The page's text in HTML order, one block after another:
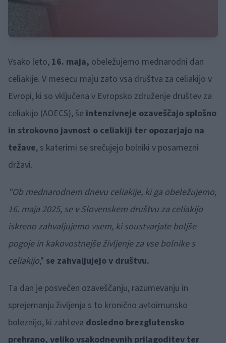
Vsako leto, 16. maja, obeležujemo mednarodni dan
celiakije. V mesecu maju zato vsa društva za celiakijo v
Evropi, ki so vključena v Evropsko združenje društev za
celiakijo (AOECS), še intenzivneje ozaveščajo splošno
in strokovno javnost o celiakiji ter opozarjajo na
težave, s katerimi se srečujejo bolniki v posamezni
državi.
"Ob mednarodnem dnevu celiakije, ki ga obeležujemo,
16. maja 2025, se v Slovenskem društvu za celiakijo
iskreno zahvaljujemo vsem, ki soustvarjate boljše
pogoje in kakovostnejše življenje za vse bolnike s
celiakijo," se zahvaljujejo v društvu.
Ta dan je posvečen ozaveščanju, razumevanju in
sprejemanju življenja s to kronično avtoimunsko
boleznijo, ki zahteva dosledno brezglutensko
prehrano, veliko vsakodnevnih prilagoditev ter